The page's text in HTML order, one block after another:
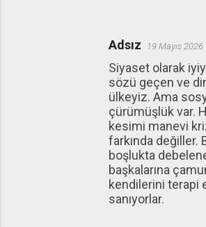
Adsız 19 Mayıs
Siyaset olarak
sözü geçen ve
ülkeyiz. Ama
çürümüşlük var.
kesimi manevi
farkında değiller.
boşlukta
başkalarına
kendilerini terapi
sanıyorlar.